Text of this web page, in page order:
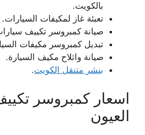
بالكويت.
تعبئة غاز لمكيفات السيارات.
صيانة كمبروسر تكييف
تبديل كمبروسر مكيفات
صيانة واثلاح مكيف السيارة.
بنشر متنقل الكويت.
اسعار كمبروسر
العيون